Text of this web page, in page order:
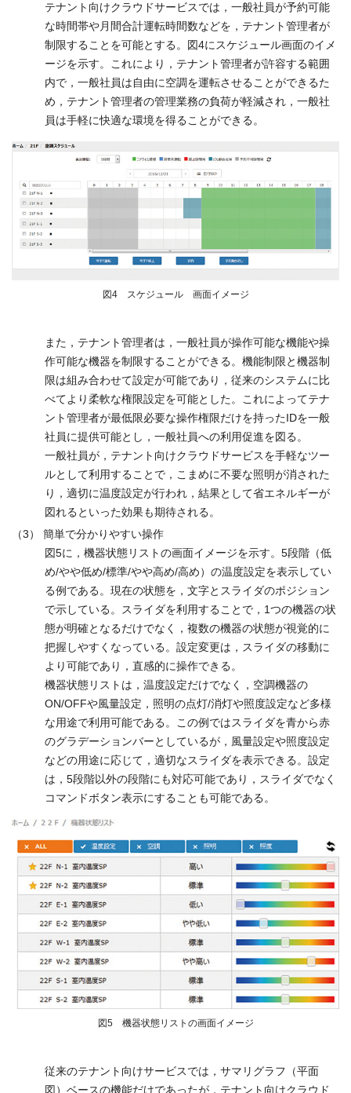
テナント向けクラウドサービスでは，一般社員が予約可能
な時間帯や月間合計運転時間数などを，テナント管理者が
制限することを可能とする。図4にスケジュール画面のイメ
ージを示す。これにより，テナント管理者が許容する範囲
内で，一般社員は自由に空調を運転させることができるた
め，テナント管理者の管理業務の負荷が軽減され，一般社
員は手軽に快適な環境を得ることができる。
図4 スケジュール 画面イメージ
また，テナント管理者は，一般社員が操作可能な機能や操
作可能な機器を制限することができる。機能制限と機器制
限は組み合わせて設定が可能であり，従来のシステムに比
べてより柔軟な権限設定を可能とした。これによってテナ
ント管理者が最低限必要な操作権限だけを持ったIDを一般
社員に提供可能とし，一般社員への利用促進を図る。
一般社員が，テナント向けクラウドサービスを手軽なツー
ルとして利用することで，こまめに不要な照明が消された
り，適切に温度設定が行われ，結果として省エネルギーが
図れるといった効果も期待される。
（3） 簡単で分かりやすい操作
図5に，機器状態リストの画面イメージを示す。5段階（低
め/やや低め/標準/やや高め/高め）の温度設定を表示してい
る例である。現在の状態を，文字とスライダのポジション
で示している。スライダを利用することで，1つの機器の状
態が明確となるだけでなく，複数の機器の状態が視覚的に
把握しやすくなっている。設定変更は，スライダの移動に
より可能であり，直感的に操作できる。
機器状態リストは，温度設定だけでなく，空調機器の
ON/OFFや風量設定，照明の点灯/消灯や照度設定など多様
な用途で利用可能である。この例ではスライダを青から赤
のグラデーションバーとしているが，風量設定や照度設定
などの用途に応じて，適切なスライダを表示できる。設定
は，5段階以外の段階にも対応可能であり，スライダでなく
コマンドボタン表示にすることも可能である。
図5 機器状態リストの画面イメージ
従来のテナント向けサービスでは，サマリグラフ（平面
図）ベースの機能だけであったが，テナント向けクラウド